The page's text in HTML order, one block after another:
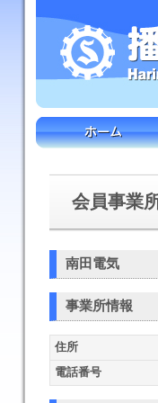
会員事業
南田電気
事業所情報
住所
電話番号